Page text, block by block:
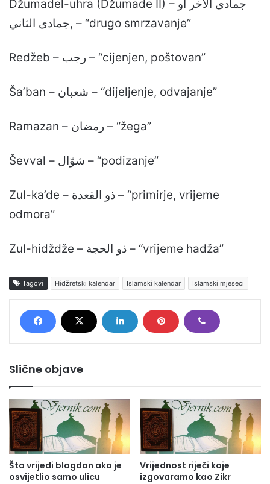
Džumadel-uhra (Džumade II) – جمادى الآخر أو
جمادى الثاني, – “drugo smrzavanje”
Redžeb – رجب – “cijenjen, poštovan”
Ša’ban – شعبان – “dijeljenje, odvajanje”
Ramazan – رمضان – “žega”
Ševval – شوّال – “podizanje”
Zul-ka’de – ذو القعدة – “primirje, vrijeme
odmora”
Zul-hidždže – ذو الحجة – “vrijeme hadža”
Tagovi Hidžretski kalendar Islamski kalendar Islamski mjeseci
Slične objave
Šta vrijedi blagdan ako je
osvijetlio samo ulicu
Vrijednost riječi koje
izgovaramo kao Zikr